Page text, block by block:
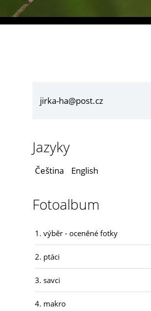
jirka-ha@post.cz
Jazyky
Čeština English
Fotoalbum
1. výběr - oceněné fotky
2. ptáci
3. savci
4. makro